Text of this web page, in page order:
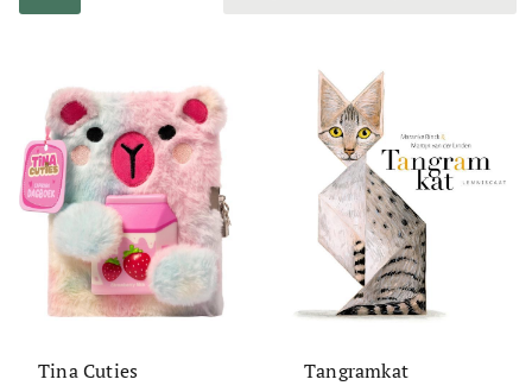
Tina Cuties Tangramkat